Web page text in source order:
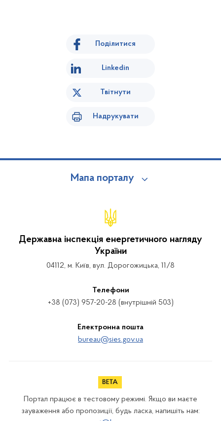
Поділитися
Linkedin
Твітнути
Надрукувати
Мапа порталу
Державна інспекція енергетичного нагляду
України
04112, м. Київ, вул. Дорогожицька, 11/8
Телефони
+38 (073) 957-20-28 (внутрішній 503)
Електронна пошта
bureau@sies.gov.ua
Портал працює в тестовому режимі. Якщо ви маєте
зауваження або пропозиції, будь ласка, напишіть нам: